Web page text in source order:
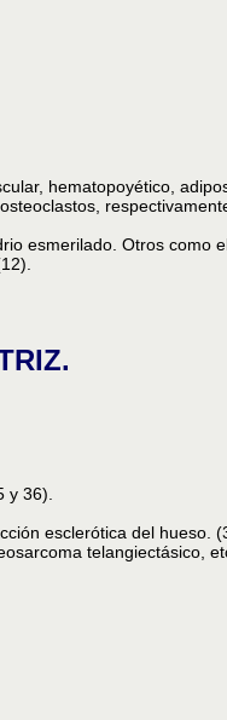
hematopoyético,
esmerilado. Otros como
y 36).
esclerótica del hueso.
telangiectásico,